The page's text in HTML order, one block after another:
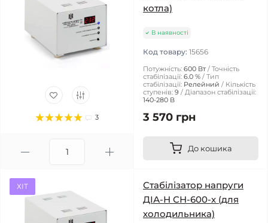
3
котла)
В наявності
Код товару: 15656
Потужність: 600 Вт
Точність
стабілізації: 6.0 %
Тип
стабілізації: Релейний
Кількість
ступенів: 9
Діапазон стабілізації:
140-280 В
3 570 грн
До кошика
ХІТ
Стабілізатор напруги
ДІА-Н СН-600-х (для
холодильника)